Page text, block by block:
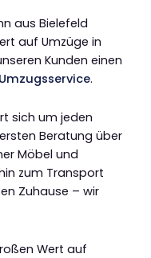
aus Bielefeld
auf Umzüge in
Kunden einen
Umzugsservice.
sich um jeden
Beratung über
Möbel und
zum Transport
Zuhause – wir
Wert auf